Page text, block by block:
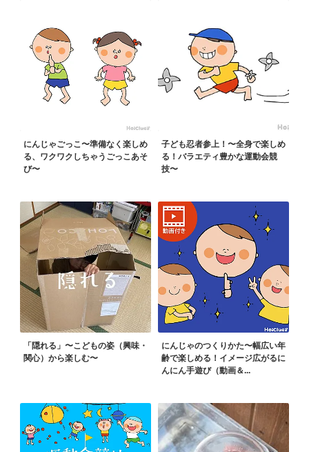
にんじゃごっこ〜準備なく楽しめ
る、ワクワクしちゃうごっこあそ
び〜
子ども忍者参上！〜全身で楽しめ
る！バラエティ豊かな運動会競
技〜
「隠れる」〜こどもの姿（興味・
関心）から楽しむ〜
にんじゃのつくりかた〜幅広い年
齢で楽しめる！イメージ広がるに
んにん手遊び（動画＆...